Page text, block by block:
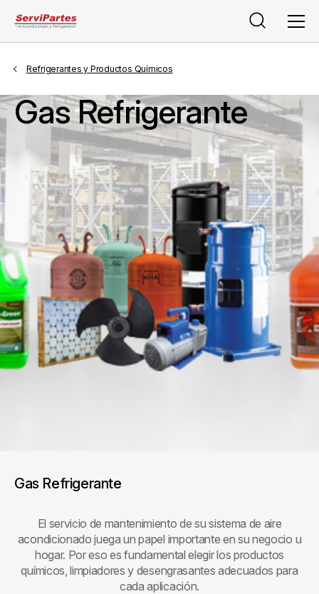
Buscar
Refrigerantes y Productos Químicos
Gas Refrigerante
Gas Refrigerante
El servicio de mantenimiento de su sistema de aire
acondicionado juega un papel importante en su negocio u
hogar. Por eso es fundamental elegir los productos
químicos, limpiadores y desengrasantes adecuados para
cada aplicación.